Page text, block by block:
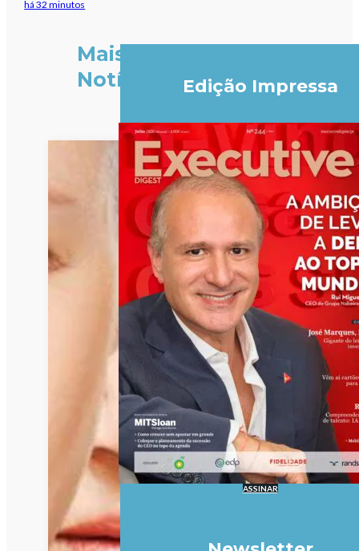
há 32 minutos
Mais
Notícias
Edição Impressa
ASSINAR